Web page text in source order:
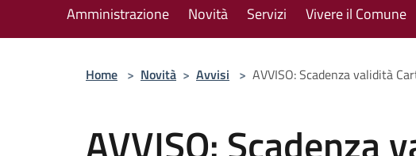
Amministrazione Novità Servizi Vivere il Comune
Home > Novità > Avvisi > AVVISO: Scadenza validità